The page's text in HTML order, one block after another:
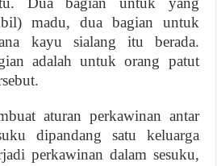
madu, dua bagian untuk
kayu sialang itu berada.
adalah untuk orang patut
aturan perkawinan antar
dipandang satu keluarga
perkawinan dalam sesuku,